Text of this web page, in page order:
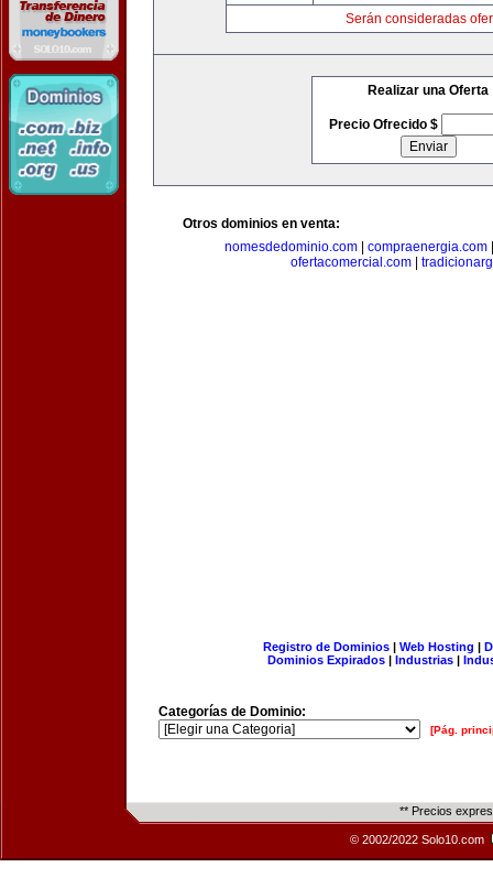
Serán consideradas
Realizar una Oferta
Precio Ofrecido $
Otros dominios en venta:
nomesdedominio.com| compraenergia.com
ofertacomercial.com
Registro de Dominios| Web Hosting |
Dominios Expirados | Industrias |
Categorías de Dominio:
[Pág.
** Precios
© 2002/2022 Solo10.com